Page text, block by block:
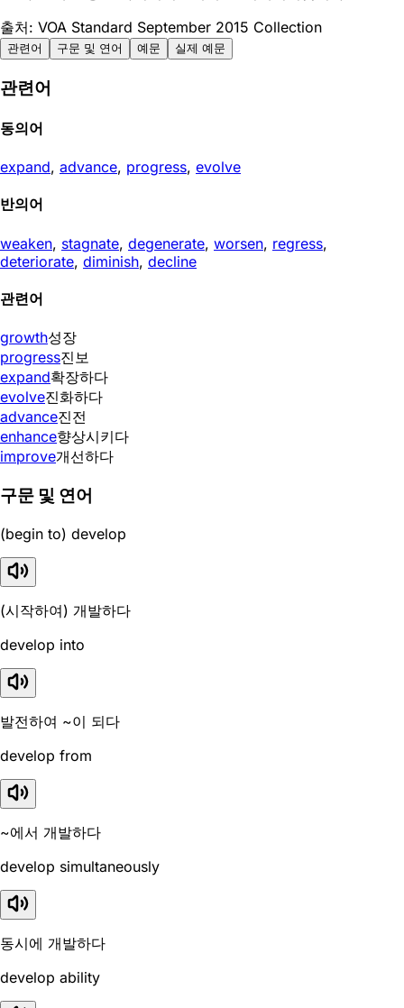
출처: VOA Standard September 2015 Collection
관련어 구문 및 연어 예문 실제 예문
관련어
동의어
expand, advance, progress, evolve
반의어
weaken, stagnate, degenerate, worsen, regress,
deteriorate, diminish, decline
관련어
growth성장
progress진보
expand확장하다
evolve진화하다
advance진전
enhance향상시키다
improve개선하다
구문 및 연어
(begin to) develop
(시작하여) 개발하다
develop into
발전하여 ~이 되다
develop from
~에서 개발하다
develop simultaneously
동시에 개발하다
develop ability